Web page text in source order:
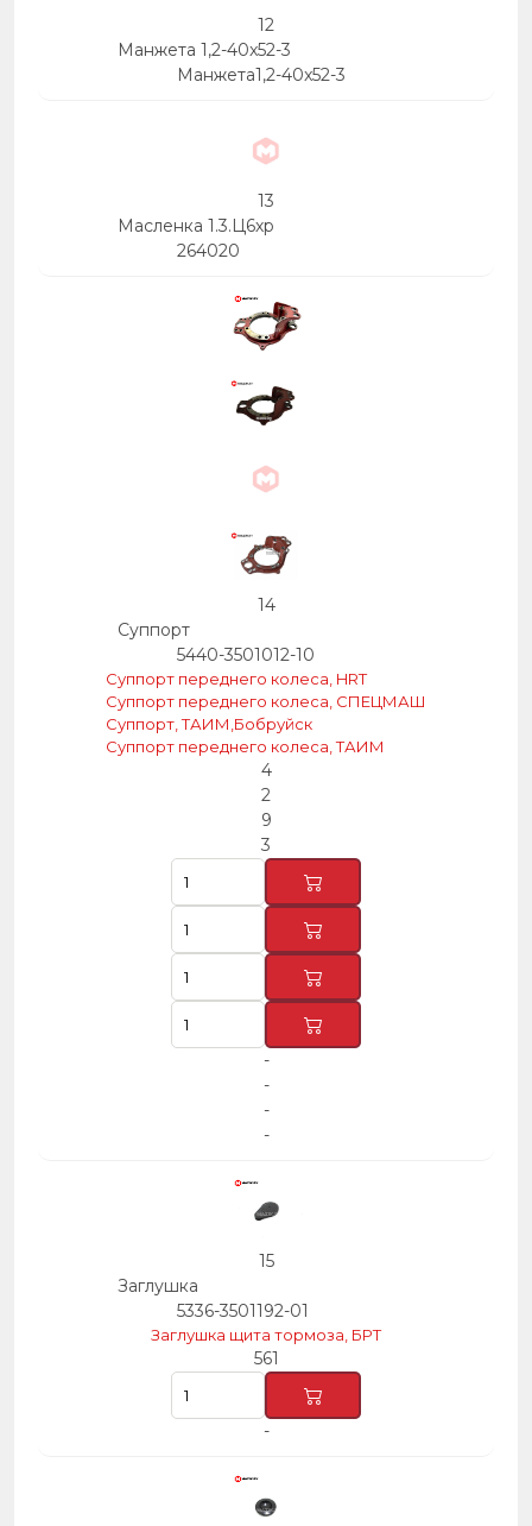
12
Манжета 1,2-40x52-3
Манжета1,2-40x52-3
13
Масленка 1.3.Ц6хр
264020
14
Суппорт
5440-3501012-10
Суппорт переднего колеса, HRT
Суппорт переднего колеса, СПЕЦМАШ
Суппорт, ТАИМ,Бобруйск
Суппорт переднего колеса, ТАИМ
4
2
9
3
-
-
-
-
15
Заглушка
5336-3501192-01
Заглушка щита тормоза, БРТ
561
-